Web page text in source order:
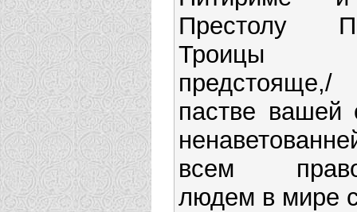
Престолу
Троицы
предстояще,/
пастве вашей
всем
людем в мире